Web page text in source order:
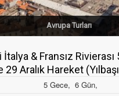
Avrupa Turları
& Fransız
29 Aralık Hareket
5 Gece, 6 Gün,